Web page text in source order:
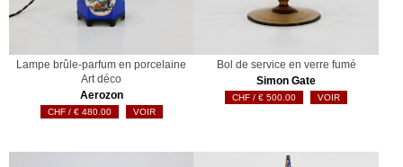
Lampe brûle-parfum en porcelaine
Art déco
Aerozon
€480.00 VOIR
Bol de service en verre fumé
Simon Gate
€ 500.00 VOIR